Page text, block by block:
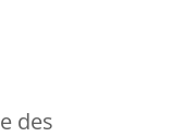
des